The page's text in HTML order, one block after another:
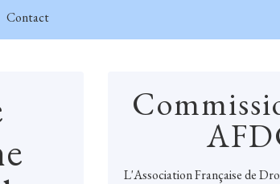
Contact
L'Association Française de